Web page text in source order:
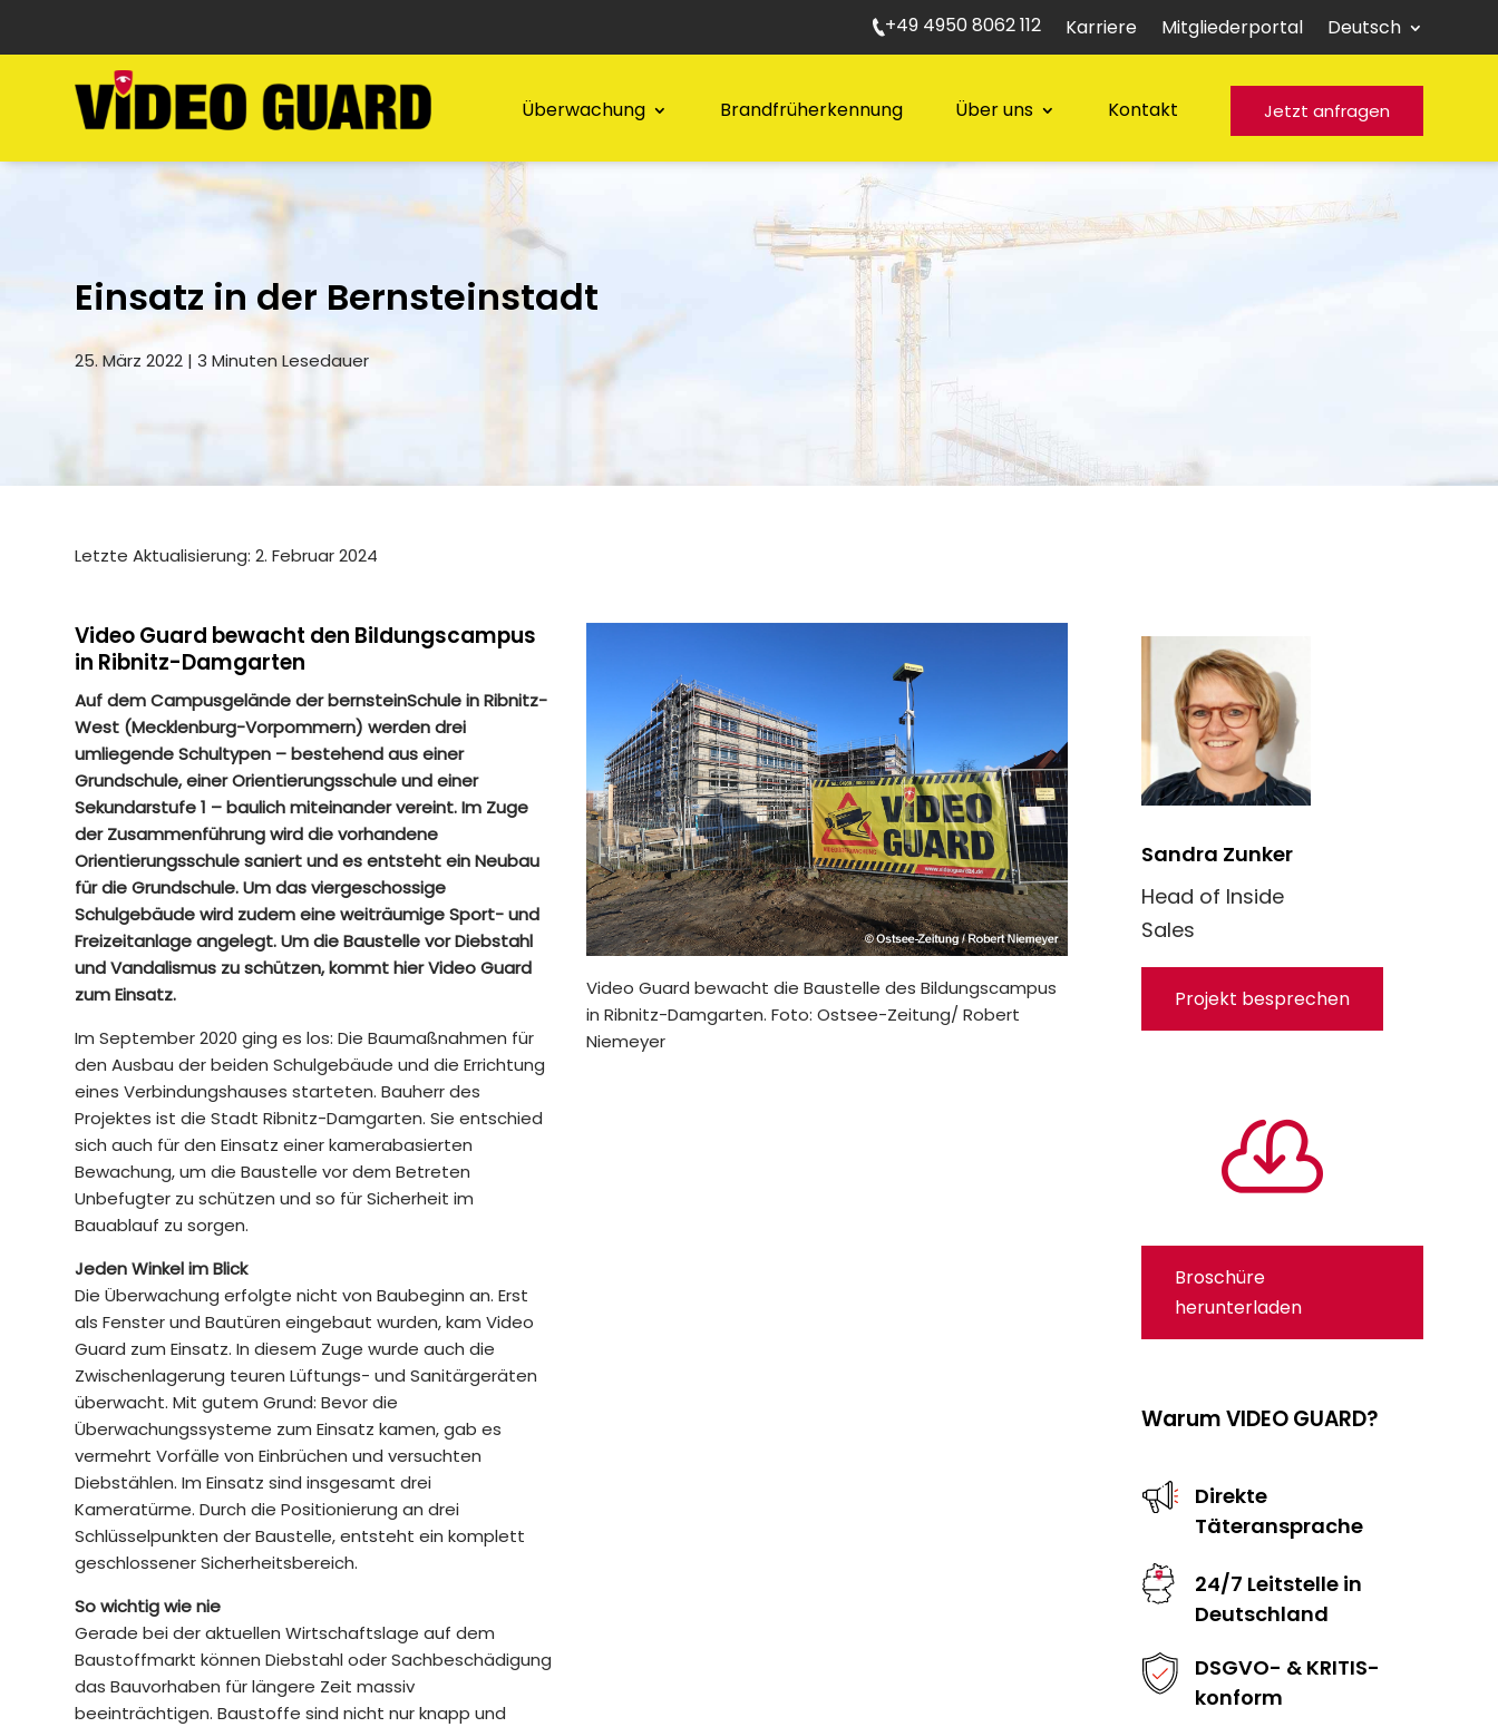
+49 4950 8062 112 Karriere Mitgliederportal Deutsch
Überwachung Brandfrüherkennung Über uns Kontakt Jetzt anfragen
Einsatz in der Bernsteinstadt
25. März 2022 | 3 Minuten Lesedauer
Letzte Aktualisierung: 2. Februar 2024
Video Guard bewacht den Bildungscampus
in Ribnitz-Damgarten
Auf dem Campusgelände der bernsteinSchule in Ribnitz-
West (Mecklenburg-Vorpommern) werden drei
umliegende Schultypen – bestehend aus einer
Grundschule, einer Orientierungsschule und einer
Sekundarstufe 1 – baulich miteinander vereint. Im Zuge
der Zusammenführung wird die vorhandene
Orientierungsschule saniert und es entsteht ein Neubau
für die Grundschule. Um das viergeschossige
Schulgebäude wird zudem eine weiträumige Sport- und
Freizeitanlage angelegt. Um die Baustelle vor Diebstahl
und Vandalismus zu schützen, kommt hier Video Guard
zum Einsatz.
Im September 2020 ging es los: Die Baumaßnahmen für
den Ausbau der beiden Schulgebäude und die Errichtung
eines Verbindungshauses starteten. Bauherr des
Projektes ist die Stadt Ribnitz-Damgarten. Sie entschied
sich auch für den Einsatz einer kamerabasierten
Bewachung, um die Baustelle vor dem Betreten
Unbefugter zu schützen und so für Sicherheit im
Bauablauf zu sorgen.
Jeden Winkel im Blick
Die Überwachung erfolgte nicht von Baubeginn an. Erst
als Fenster und Bautüren eingebaut wurden, kam Video
Guard zum Einsatz. In diesem Zuge wurde auch die
Zwischenlagerung teuren Lüftungs- und Sanitärgeräten
überwacht. Mit gutem Grund: Bevor die
Überwachungssysteme zum Einsatz kamen, gab es
vermehrt Vorfälle von Einbrüchen und versuchten
Diebstählen. Im Einsatz sind insgesamt drei
Kameratürme. Durch die Positionierung an drei
Schlüsselpunkten der Baustelle, entsteht ein komplett
geschlossener Sicherheitsbereich.
So wichtig wie nie
Gerade bei der aktuellen Wirtschaftslage auf dem
Baustoffmarkt können Diebstahl oder Sachbeschädigung
das Bauvorhaben für längere Zeit massiv
beeinträchtigen. Baustoffe sind nicht nur knapp und
Video Guard bewacht die Baustelle des Bildungscampus
in Ribnitz-Damgarten. Foto: Ostsee-Zeitung/ Robert
Niemeyer
Sandra Zunker
Head of Inside
Sales
Projekt besprechen

Broschüre
herunterladen
Warum VIDEO GUARD?
Direkte
Täteransprache
24/7 Leitstelle in
Deutschland
DSGVO- & KRITIS-
konform